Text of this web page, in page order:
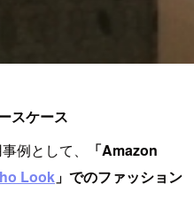
スケース
例として、
「Amazon
Look 」でのファッション